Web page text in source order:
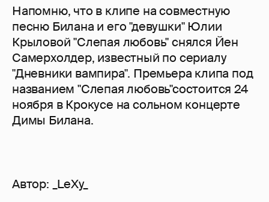
Напомню, что в клипе на совместную
песню Билана и его "девушки" Юлии
Крыловой "Слепая любовь" снялся Йен
Самерхолдер, известный по сериалу
"Дневники вампира". Премьера клипа под
названием "Слепая любовь"состоится 24
ноября в Крокусе на сольном концерте
Димы Билана.
Автор: _LeXy_